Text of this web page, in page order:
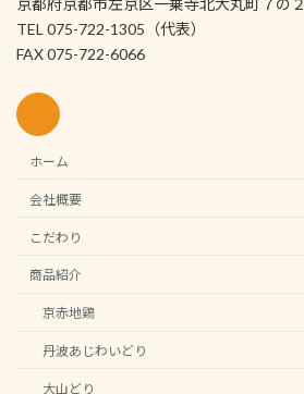
京都府京都市左京区一乗寺北大丸町７の２
TEL 075-722-1305（代表）
FAX 075-722-6066
ホーム
会社概要
こだわり
商品紹介
京赤地鶏
丹波あじわいどり
大山どり